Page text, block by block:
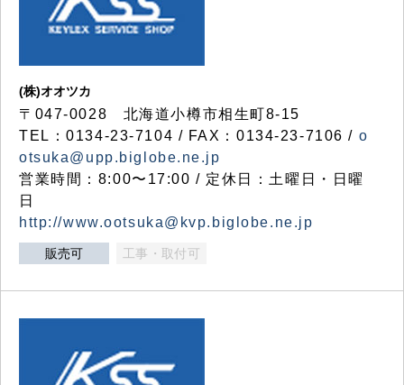
(株)オオツカ
〒047-0028 北海道小樽市相生町8-15
TEL：0134-23-7104 / FAX：0134-23-7106 / o
otsuka@upp.biglobe.ne.jp
営業時間：8:00〜17:00 / 定休日：土曜日・日曜
日
http://www.ootsuka@kvp.biglobe.ne.jp
販売可 工事・取付可